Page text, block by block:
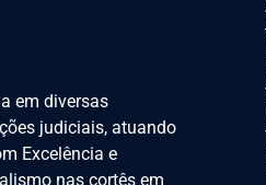
em diversas
judiciais, atuando
Excelência e
nas cortês em